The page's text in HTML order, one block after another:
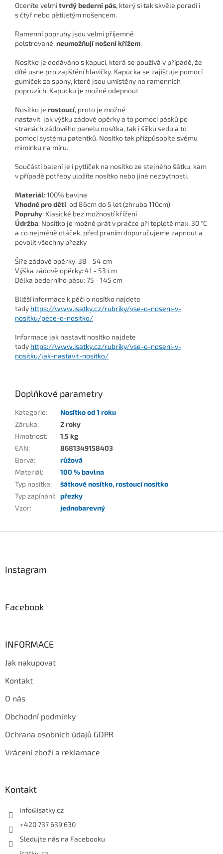
Oceníte velmitvrdý bederní pás, který si tak skvěle poradí i
s čtyř nebo pětiletým nošencem.
Ramenní popruhy jsou velmi příjemně
polstrované, neumožňují nošení křížem.
Nosítko je dodáváno s kapucí, která se používá v případě, že
dítě usne pro zajištění hlavičky. Kapucka se zajišťuje pomocí
gumiček za spony, které jsou umístěny na ramenních
popruzích. Kapucku je možné odepnout
Nosítko je rostoucí, proto je možné
nastavit jak výšku zádové opěrky a to pomocí pásků po
stranách zádového panelu nosítka, tak i šířku sedu a to
pomocí systému patentků. Nosítko tak přizpůsobíte svému
miminku na míru.
Součástí balení je i pytlíček na nosítko ze stejného šátku, kam
v případě potřeby uložíte nosítko nebo jiné nezbytnosti.
Materiál: 100% bavlna
Vhodné pro děti: od 86cm do 5 let (zhruba 110cm)
Popruhy: Klasické bez možností křížení
Údržba: Nosítko je možné prát v pračce při teplotě max. 30 °C
a co nejméně otáček, před praním doporučujeme zapnout a
povolit všechny přezky
Šíře zádové opěrky: 38 - 54 cm
Výška zádově opěrky: 41 - 53 cm
Délka bederního pásu: 75 - 145 cm
Bližší informace k péči o nosítko najdete
tady https://www.isatky.cz/rubriky/vse-o-noseni-v-
nositku/pece-o-nositko/
Informace jak nastavit nosítko najdete
tady https://www.isatky.cz/rubriky/vse-o-noseni-v-
nositku/jak-nastavit-nositko/
Doplňkové parametry
Kategorie:
Nosítko od 1 roku
Záruka:
2 roky
Hmotnost:
1.5 kg
EAN:
8681349158403
Barva:
růžová
Materiál:
100 % bavlna
Typ nosítka: šátkové nosítko,rostoucí nosítko
Typ zapínání: přezky
Vzor: jednobarevný
Instagram
Facebook
INFORMACE
Jak nakupovat
Kontakt
O nás
Obchodní podmínky
Ochrana osobních údajů GDPR
Vrácení zboží a reklamace
Kontakt
info@isatky.cz
+420 737 639 630
Sledujte nás na Facebooku